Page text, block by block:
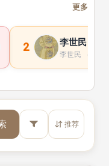
更多
年4月11日 ）， 子 姓 ， 孔 氏
2 李世民
李世民 （598
推荐
板操作一次）